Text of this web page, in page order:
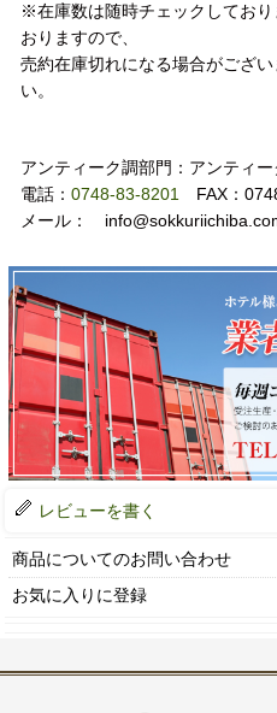
※在庫数は随時チェックしてお
おりますので、
売約在庫切れになる場合がござ
い。
アンティーク調部門：アンティ
電話： 0748-83-8201 FAX：
メール：
レビューを書く
商品についてのお問い合わせ
お気に入りに登録